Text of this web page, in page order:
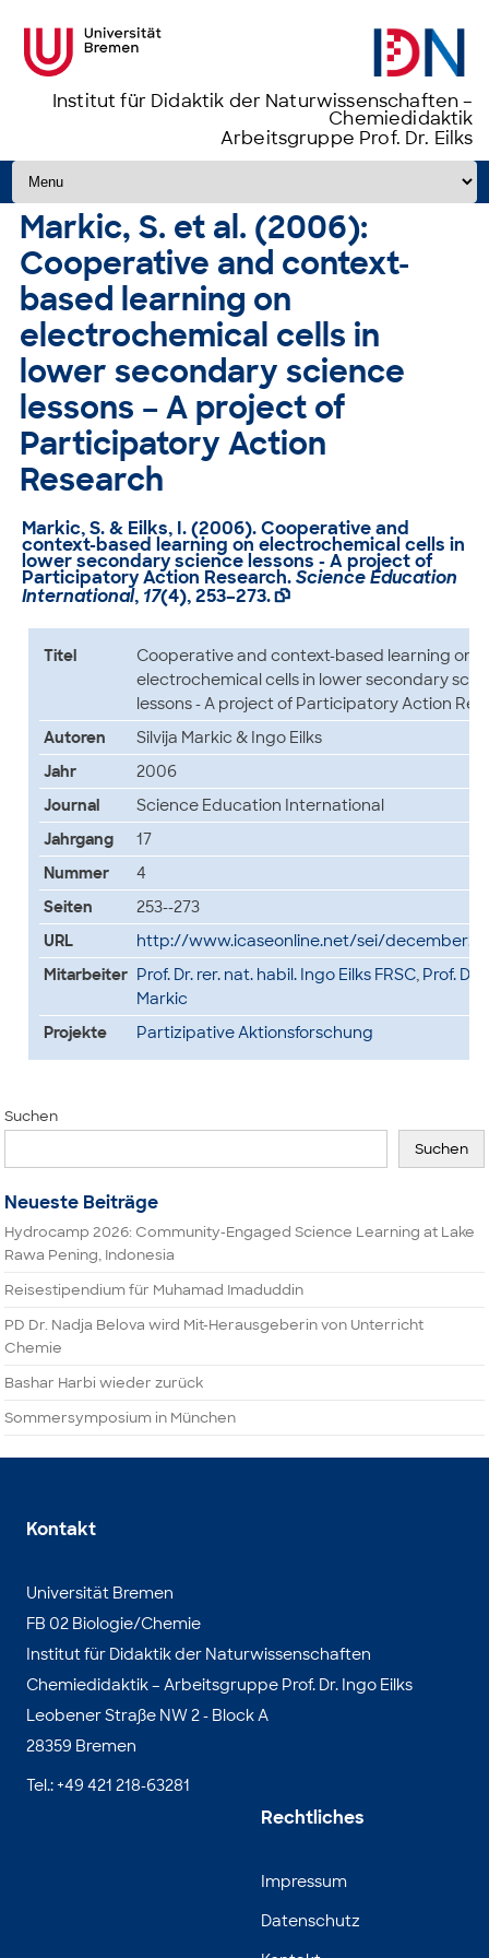
Institut für Didaktik der Naturwissenschaften –
Chemiedidaktik
Arbeitsgruppe Prof. Dr. Eilks
Zum Inhalt springen
Markic, S. et al. (2006):
Cooperative and context-
based learning on
electrochemical cells in
lower secondary science
lessons – A project of
Participatory Action
Research
Markic, S. & Eilks, I. (2006).Cooperative and
context-based learning on electrochemical cells in
lower secondary science lessons - A project of
Participatory Action Research.Science Education
International, 17(4), 253–273. 
Titel
Cooperative and context-based learning on
electrochemical cells in lower secondary
lessons - A project of Participatory Action
Autoren
Silvija Markic & Ingo Eilks
Jahr
2006
Journal
Science Education International
Jahrgang
17
Nummer
4
Seiten
253--273
URL
http://www.icaseonline.net/sei/
Mitarbeiter Prof. Dr. rer. nat. habil. Ingo Eilks FRSC, Prof. Dr.
Markic
Projekte
Partizipative Aktionsforschung
Suchen
Suchen
Neueste Beiträge
Hydrocamp 2026: Community-Engaged Science Learning at Lake
Rawa Pening, Indonesia
Reisestipendium für Muhamad Imaduddin
PD Dr. Nadja Belova wird Mit-Herausgeberin von Unterricht
Chemie
Bashar Harbi wieder zurück
Sommersymposium in München
Kontakt
Universität Bremen
FB 02 Biologie/Chemie
Institut für Didaktik der Naturwissenschaften
Chemiedidaktik – Arbeitsgruppe Prof. Dr. Ingo Eilks
Leobener Straße NW 2 - Block A
28359 Bremen
Tel.: +49 421 218-63281
Rechtliches
Impressum
Datenschutz